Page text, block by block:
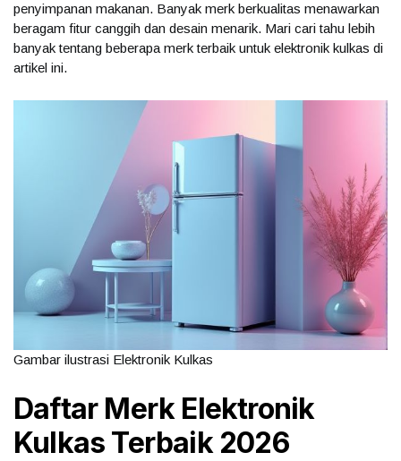
penyimpanan makanan. Banyak merk berkualitas menawarkan
beragam fitur canggih dan desain menarik. Mari cari tahu lebih
banyak tentang beberapa merk terbaik untuk elektronik kulkas di
artikel ini.
Gambar ilustrasi Elektronik Kulkas
Daftar Merk Elektronik
Kulkas Terbaik 2026